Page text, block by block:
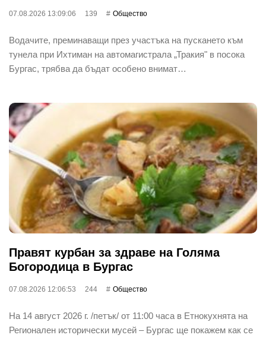
07.08.2026 13:09:06 139 Общество
Водачите, преминаващи през участъка на пускането към
тунела при Ихтиман на автомагистрала „Тракия" в посока
Бургас, трябва да бъдат особено внимат…
Правят курбан за здраве на Голяма
Богородица в Бургас
07.08.2026 12:06:53 244 Общество
На 14 август 2026 г. /петък/ от 11:00 часа в Етнокухнята на
Регионален исторически мусей – Бургас ще покажем как се